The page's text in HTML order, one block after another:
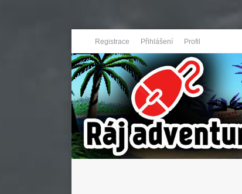
Registrace Přihlášení Profil